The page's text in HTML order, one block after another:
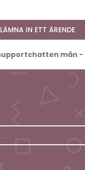
LÄMNA IN ETT ÄRENDE
mån -